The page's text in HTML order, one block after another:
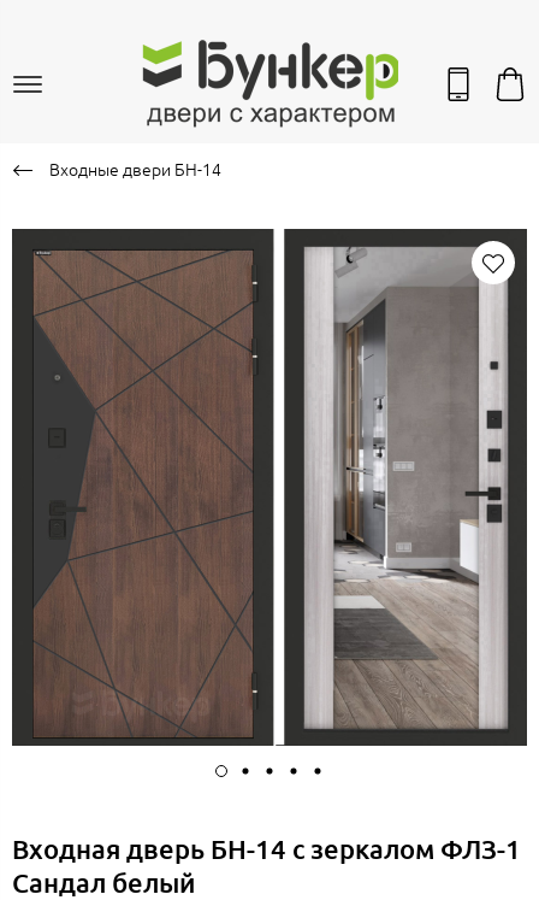
Входные двери БН-14
Входная дверь БН-14 с зеркалом ФЛЗ-1
Сандал белый